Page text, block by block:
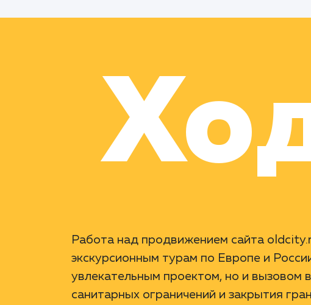
Работа над продвижением сайта
экскурсионным турам по Европе и
увлекательным проектом, но и вызовом
санитарных ограничений и закрытия